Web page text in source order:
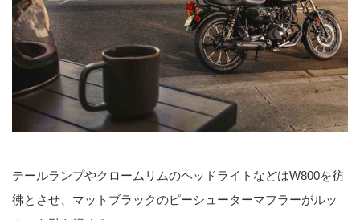
テールランプやクロームリムのヘッドライトなどはW800を彷
彿とさせ、マットブラックのピーシューターマフラーがルッ